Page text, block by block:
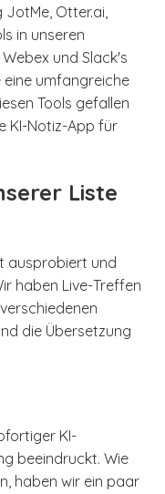
JotMe, Otter.ai,
in unseren
und Slack's
eine umfangreiche
Tools gefallen
KI-Notiz-App für
Liste
ausprobiert und
haben Live-Treffen
die Übersetzung
KI-
beeindruckt. Wie
haben wir ein paar